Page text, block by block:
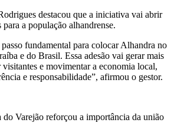
destacou que a iniciativa vai abrir
a população alhandrense.
fundamental para colocar Alhandra no
e do Brasil. Essa adesão vai gerar mais
e movimentar a economia local,
e responsabilidade”, afirmou o gestor.
Varejão reforçou a importância da união